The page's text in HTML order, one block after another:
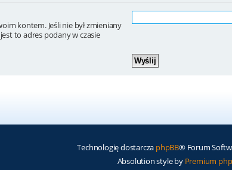
kontem. Jeśli nie był zmieniany
to adres podany w czasie
Technologię dostarcza phpBB® Forum
Absolution style by Premium